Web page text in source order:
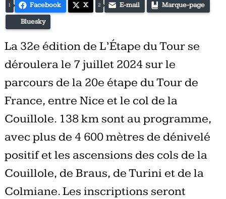
1 Facebook X 2 E-mail Marque-page
Bluesky
La 32e édition de L’Étape du Tour se
déroulera le 7 juillet 2024 sur le
parcours de la 20e étape du Tour de
France, entre Nice et le col de la
Couillole. 138 km sont au programme,
avec plus de 4 600 mètres de dénivelé
positif et les ascensions des cols de la
Couillole, de Braus, de Turini et de la
Colmiane. Les inscriptions seront